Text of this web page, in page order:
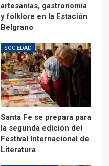
artesanías, gastronomía
y folklore en la Estación
Belgrano
SOCIEDAD
Santa Fe se prepara para
la segunda edición del
Festival Internacional de
Literatura